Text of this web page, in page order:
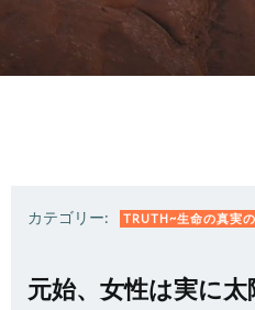
カテゴリー: TRUTH~生命の真実
元始、女性は実に太